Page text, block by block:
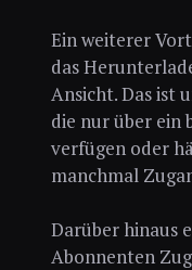
Ein weiterer
das
Ansicht. Das ist
die nur über ein
verfügen oder
manchmal
Darüber hinaus
Abonnenten